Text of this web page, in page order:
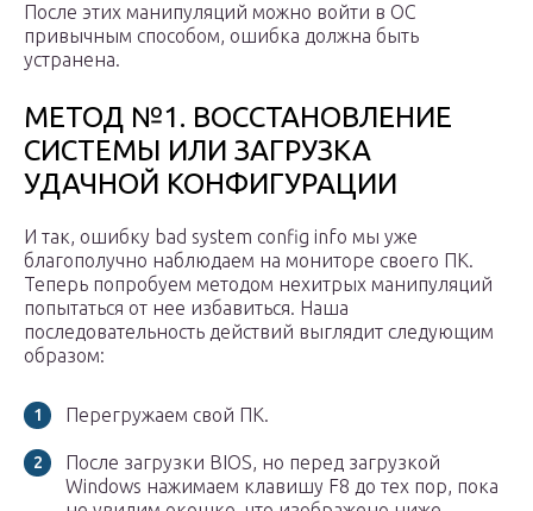
После этих манипуляций можно войти в ОС
привычным способом, ошибка должна быть
устранена.
МЕТОД №1. ВОССТАНОВЛЕНИЕ
СИСТЕМЫ ИЛИ ЗАГРУЗКА
УДАЧНОЙ КОНФИГУРАЦИИ
И так, ошибку bad system config info мы уже
благополучно наблюдаем на мониторе своего ПК.
Теперь попробуем методом нехитрых манипуляций
попытаться от нее избавиться. Наша
последовательность действий выглядит следующим
образом:
Перегружаем свой ПК.
После загрузки BIOS, но перед загрузкой
Windows нажимаем клавишу F8 до тех пор, пока